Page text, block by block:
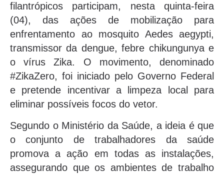
filantrópicos participam, nesta quinta-feira
(04), das ações de mobilização para
enfrentamento ao mosquito Aedes aegypti,
transmissor da dengue, febre chikungunya e
o vírus Zika. O movimento, denominado
#ZikaZero, foi iniciado pelo Governo Federal
e pretende incentivar a limpeza local para
eliminar possíveis focos do vetor.
Segundo o Ministério da Saúde, a ideia é que
o conjunto de trabalhadores da saúde
promova a ação em todas as instalações,
assegurando que os ambientes de trabalho